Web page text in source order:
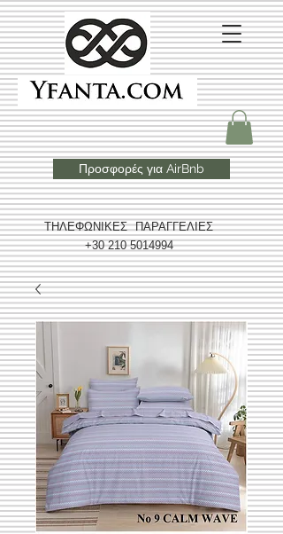
ΤΗΛΕΦΩΝΙΚΕΣ ΠΑΡΑΓΓΕΛΙΕΣ
+30 210 5014994
Προσφορές για AirBnb